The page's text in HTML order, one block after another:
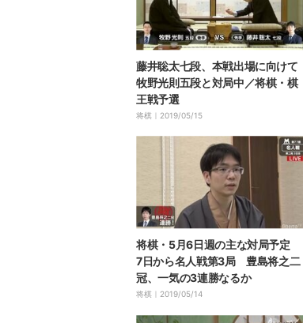
藤井聡太七段、本戦出場に向けて
牧野光則五段と対局中／将棋・棋
王戦予選
将棋｜ 2019/05/15
将棋・5月6日週の主な対局予定
7日から名人戦第3局 豊島将之二
冠、一気の3連勝なるか
将棋｜ 2019/05/14